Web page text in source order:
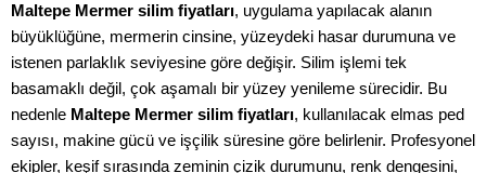
Maltepe Mermer silim fiyatları, uygulama yapılacak alanın
büyüklüğüne, mermerin cinsine, yüzeydeki hasar durumuna ve
istenen parlaklık seviyesine göre değişir. Silim işlemi tek
basamaklı değil, çok aşamalı bir yüzey yenileme sürecidir. Bu
nedenle Maltepe Mermer silim fiyatları, kullanılacak elmas ped
sayısı, makine gücü ve işçilik süresine göre belirlenir. Profesyonel
ekipler, keşif sırasında zeminin çizik durumunu, renk dengesini,